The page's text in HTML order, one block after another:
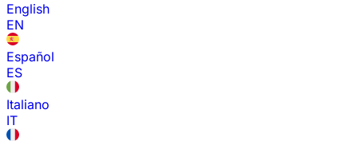
English
EN
Español
ES
Italiano
IT